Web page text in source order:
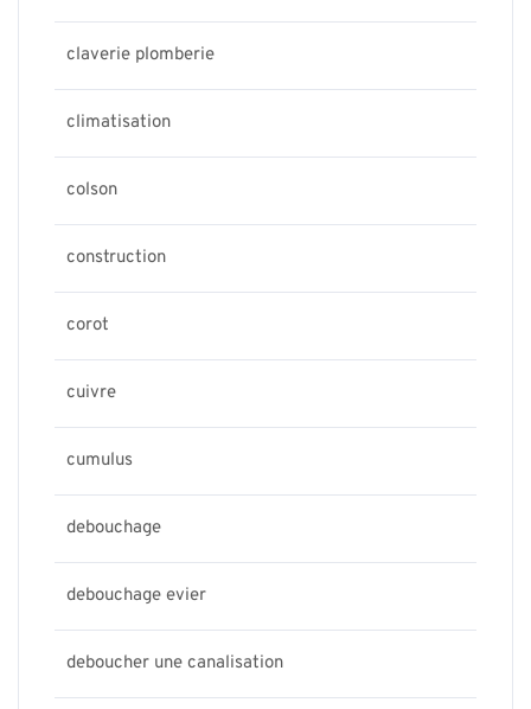
claverie plomberie
climatisation
colson
construction
corot
cuivre
cumulus
debouchage
debouchage evier
deboucher une canalisation